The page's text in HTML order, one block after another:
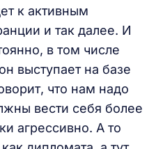
к активным
и так далее. И
в том числе
выступает на базе
что нам надо
вести себя более
агрессивно. А то